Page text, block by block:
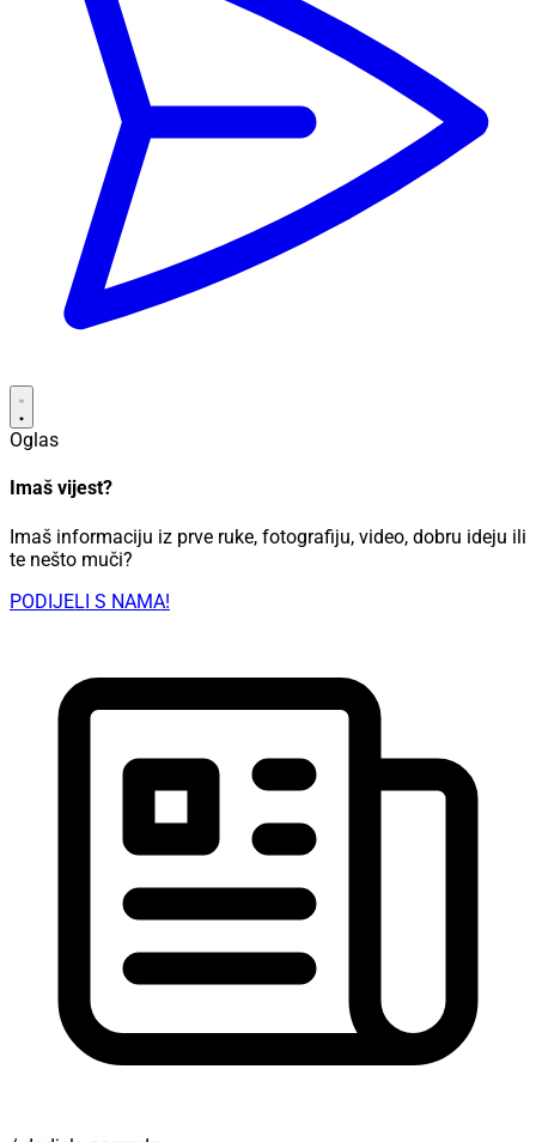
Oglas
Imaš vijest?
Imaš informaciju iz prve ruke, fotografiju, video, dobru ideju ili
te nešto muči?
PODIJELI S NAMA!